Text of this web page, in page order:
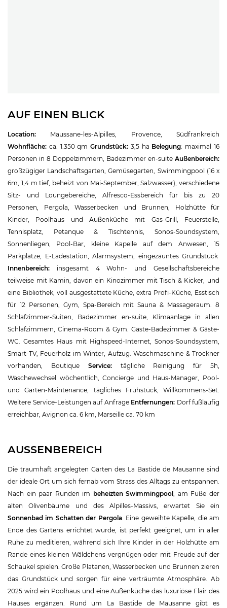
AUF EINEN BLICK
Location: Maussane-les-Alpilles, Provence, Südfrankreich
Wohnfläche: ca. 1.350 qmGrundstück: 3,5 ha Belegung: maximal 16
Personen in 8 Doppelzimmern, Badezimmer en-suite Außenbereich:
großzügiger Landschaftsgarten, Gemüsegarten, Swimmingpool (16 x
6m, 1,4 m tief, beheizt von Mai-September, Salzwasser), verschiedene
Sitz- und Loungebereiche, Alfresco-Essbereich für bis zu 20
Personen, Pergola, Wasserbecken und Brunnen, Holzhütte für
Kinder, Poolhaus und Außenküche mit Gas-Grill, Feuerstelle,
Tennisplatz, Petanque & Tischtennis, Sonos-Soundsystem,
Sonnenliegen, Pool-Bar, kleine Kapelle auf dem Anwesen, 15
Parkplätze, E-Ladestation, Alarmsystem, eingezäuntes Grundstück
Innenbereich: insgesamt 4 Wohn- und Gesellschaftsbereiche
teilweise mit Kamin, davon ein Kinozimmer mit Tisch & Kicker, und
eine Bibliothek, voll ausgestattete Küche, extra Profi-Küche, Esstisch
für 12 Personen, Gym, Spa-Bereich mit Sauna & Massageraum. 8
Schlafzimmer-Suiten, Badezimmer en-suite, Klimaanlage in allen
Schlafzimmern, Cinema-Room & Gym. Gäste-Badezimmer & Gäste-
WC. Gesamtes Haus mit Highspeed-Internet, Sonos-Soundsystem,
Smart-TV, Feuerholz im Winter, Aufzug. Waschmaschine & Trockner
vorhanden, Boutique Service:tägliche Reinigung für 5h,
Wäschewechsel wöchentlich, Concierge und Haus-Manager, Pool-
und Garten-Maintenance, tägliches Frühstück, Willkommens-Set.
Weitere Service-Leistungen auf AnfrageEntfernungen: Dorf fußläufig
erreichbar, Avignon ca. 6 km, Marseille ca. 70 km
AUSSENBEREICH
Die traumhaft angelegten Gärten des La Bastide de Mausanne sind
der ideale Ort um sich fernab vom Strass des Alltags zu entspannen.
Nach ein paar Runden im beheizten Swimmingpool , am Fuße der
alten Olivenbäume und des Alpilles-Massivs, erwartet Sie ein
Sonnenbad im Schatten der Pergola. Eine geweihte Kapelle, die am
Ende des Gartens errichtet wurde, ist perfekt geeignet, um in aller
Ruhe zu meditieren, während sich Ihre Kinder in der Holzhütte am
Rande eines kleinen Wäldchens vergnügen oder mit Freude auf der
Schaukel spielen. Große Platanen, Wasserbecken und Brunnen zieren
das Grundstück und sorgen für eine verträumte Atmosphäre. Ab
2025 wird ein Poolhaus und eine Außenküche das luxuriöse Flair des
Hauses ergänzen. Rund um La Bastide de Mausanne gibt es